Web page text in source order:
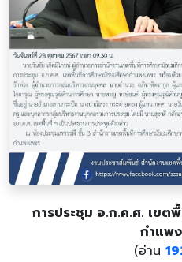
การประชุม อ.ก.ค.ศ. เข
กำแพ
(อ่าน